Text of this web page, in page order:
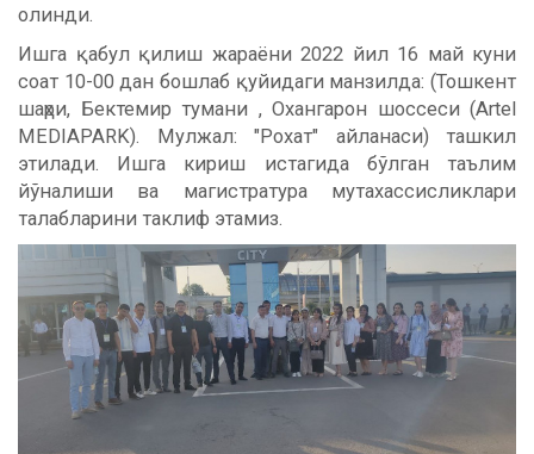
олинди.
Ишга қабул қилиш жараёни 2022 йил 16 май куни
соат 10-00 дан бошлаб қуйидаги манзилда: (Тошкент
шаҳри, Бектемир тумани , Охангарон шоссеси (Artel
MEDIAPARK). Мулжал: "Рохат" айланаси) ташкил
этилади. Ишга кириш истагида бўлган таълим
йўналиши ва магистратура мутахассисликлари
талабларини таклиф этамиз.